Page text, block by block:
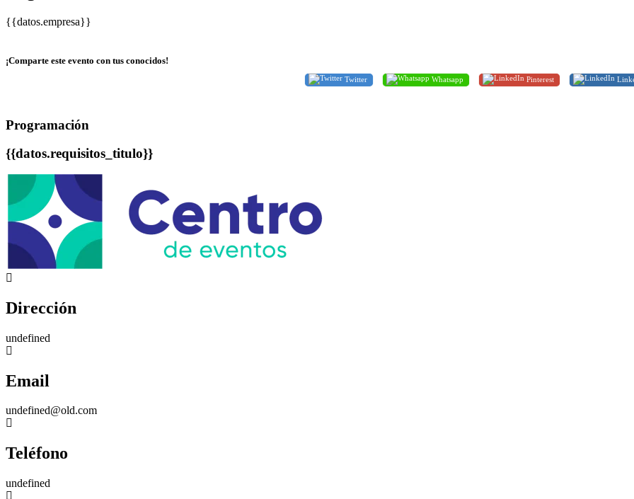
{{datos.empresa}}
¡Comparte este evento con tus conocidos!
Twitter Whatsapp Pinterest
Programación
{{datos.requisitos_titulo}}
Dirección
undefined
Email
undefined@old.com
Teléfono
undefined